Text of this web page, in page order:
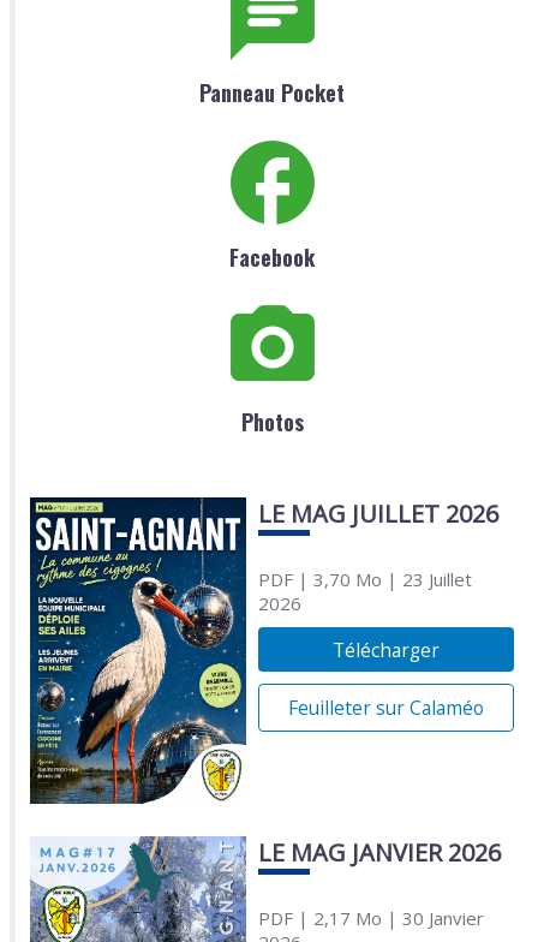
Panneau Pocket
Facebook
Photos
LE MAG JUILLET 2026
PDF| 3,70 Mo | 23 Juillet
2026
Télécharger
Feuilleter sur Calaméo
LE MAG JANVIER 2026
PDF| 2,17 Mo | 30 Janvier